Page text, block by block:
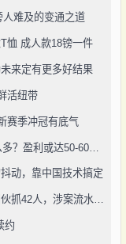
难及的变通之道
恤 成人款18镑一件
来定有更多好结果
活纽带
赛季冲冠有底气
压哨拿下2026世界杯版权，央视居然赚这么多？盈利或达50-60亿！
动，靠中国技术搞定
世界杯网络赌球敢碰？昆明警方端掉两个团伙抓42人，涉案流水超三千万
约